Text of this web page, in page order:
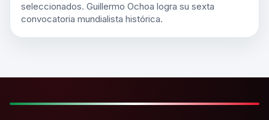
seleccionados. Guillermo Ochoa logra su sexta
convocatoria mundialista histórica.